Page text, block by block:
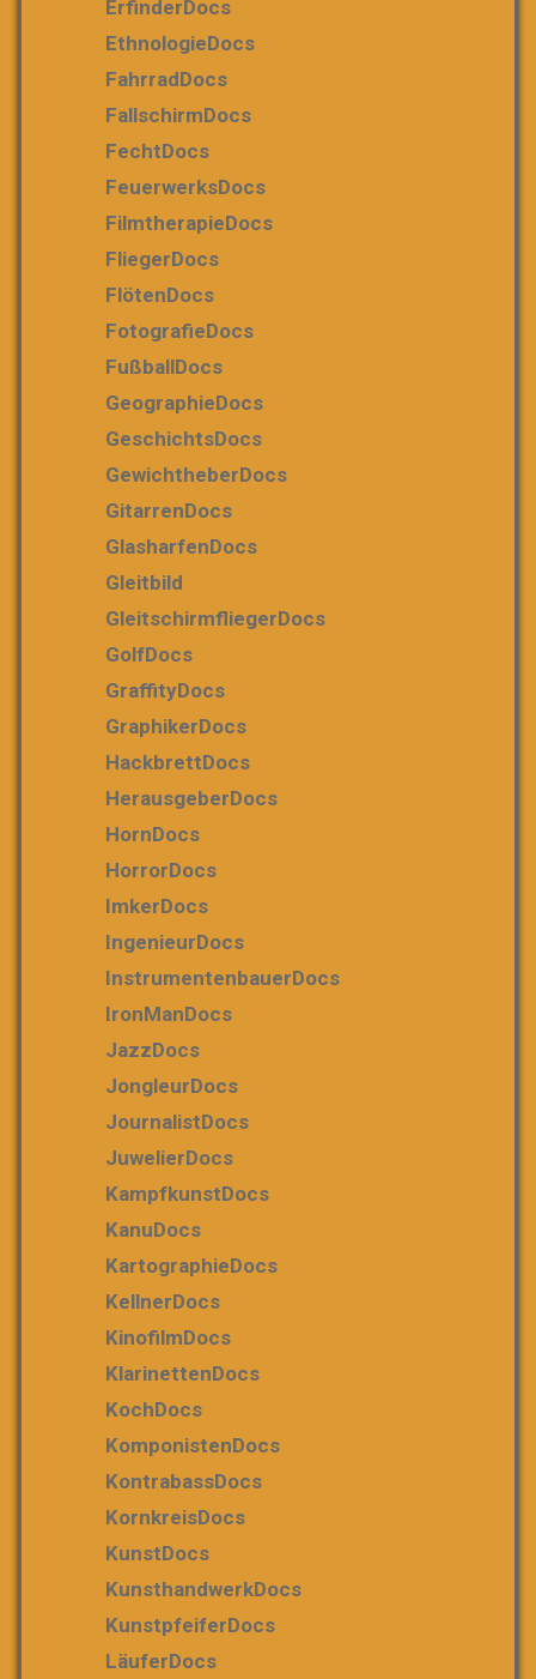
ErfinderDocs
EthnologieDocs
FahrradDocs
FallschirmDocs
FechtDocs
FeuerwerksDocs
FilmtherapieDocs
FliegerDocs
FlötenDocs
FotografieDocs
FußballDocs
GeographieDocs
GeschichtsDocs
GewichtheberDocs
GitarrenDocs
GlasharfenDocs
Gleitbild
GleitschirmfliegerDocs
GolfDocs
GraffityDocs
GraphikerDocs
HackbrettDocs
HerausgeberDocs
HornDocs
HorrorDocs
ImkerDocs
IngenieurDocs
InstrumentenbauerDocs
IronManDocs
JazzDocs
JongleurDocs
JournalistDocs
JuwelierDocs
KampfkunstDocs
KanuDocs
KartographieDocs
KellnerDocs
KinofilmDocs
KlarinettenDocs
KochDocs
KomponistenDocs
KontrabassDocs
KornkreisDocs
KunstDocs
KunsthandwerkDocs
KunstpfeiferDocs
LäuferDocs